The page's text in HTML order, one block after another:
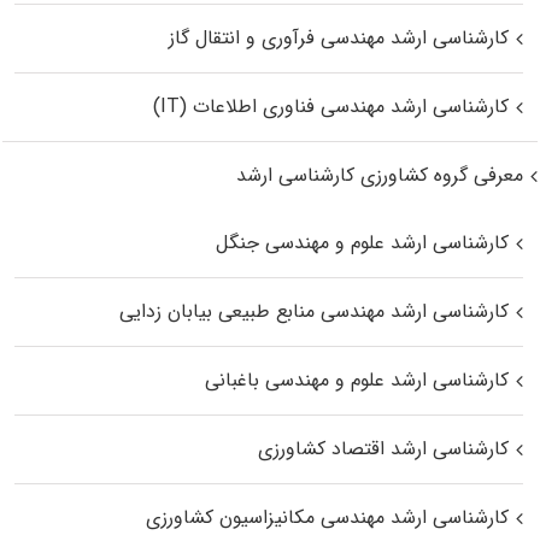
کارشناسی ارشد مهندسی فرآوری و انتقال گاز
کارشناسی ارشد مهندسی فناوری اطلاعات (IT)
معرفی گروه کشاورزی کارشناسی ارشد
کارشناسی ارشد علوم و مهندسی جنگل
کارشناسی ارشد مهندسی منابع طبیعی بیابان زدایی
کارشناسی ارشد علوم و مهندسی باغبانی
کارشناسی ارشد اقتصاد کشاورزی
کارشناسی ارشد مهندسی مکانیزاسیون کشاورزی